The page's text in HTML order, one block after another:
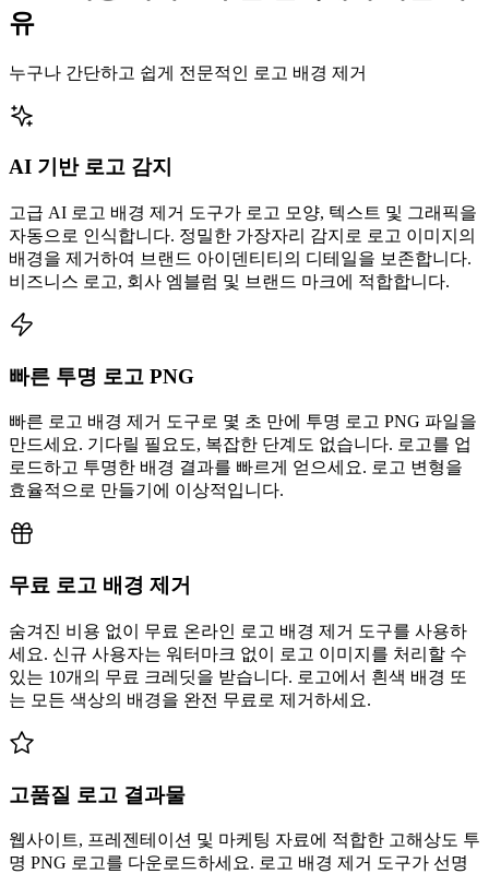
유
누구나 간단하고 쉽게 전문적인 로고 배경 제거
AI 기반 로고 감지
고급 AI 로고 배경 제거 도구가 로고 모양, 텍스트 및 그래픽을
자동으로 인식합니다. 정밀한 가장자리 감지로 로고 이미지의
배경을 제거하여 브랜드 아이덴티티의 디테일을 보존합니다.
비즈니스 로고, 회사 엠블럼 및 브랜드 마크에 적합합니다.
빠른 투명 로고 PNG
빠른 로고 배경 제거 도구로 몇 초 만에 투명 로고 PNG 파일을
만드세요. 기다릴 필요도, 복잡한 단계도 없습니다. 로고를 업
로드하고 투명한 배경 결과를 빠르게 얻으세요. 로고 변형을
효율적으로 만들기에 이상적입니다.
무료 로고 배경 제거
숨겨진 비용 없이 무료 온라인 로고 배경 제거 도구를 사용하
세요. 신규 사용자는 워터마크 없이 로고 이미지를 처리할 수
있는 10개의 무료 크레딧을 받습니다. 로고에서 흰색 배경 또
는 모든 색상의 배경을 완전 무료로 제거하세요.
고품질 로고 결과물
웹사이트, 프레젠테이션 및 마케팅 자료에 적합한 고해상도 투
명 PNG 로고를 다운로드하세요. 로고 배경 제거 도구가 선명